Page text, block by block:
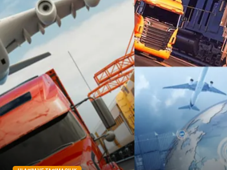
Dernekler ve Birlikler Periyodik Kontrol
Moda İthalat İhracat
Alüminyum Tarım & Hayvancılık